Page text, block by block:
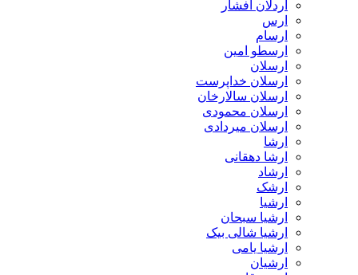
اردلان افشار
ارس
ارسام
ارسطو امین
ارسلان
ارسلان خداپرست
ارسلان سالارخان
ارسلان محمودی
ارسلان میردادی
ارشا
ارشا دهقانی
ارشاد
ارشک
ارشیا
ارشیا سبحان
ارشیا شالی بیک
ارشیا یامی
ارشیان